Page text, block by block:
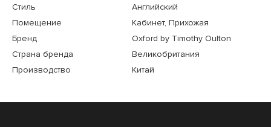
Стиль
Английский
Помещение
Кабинет, Прихожая
Бренд
Oxford by Timothy Oulton
Страна бренда
Великобритания
Производство
Китай